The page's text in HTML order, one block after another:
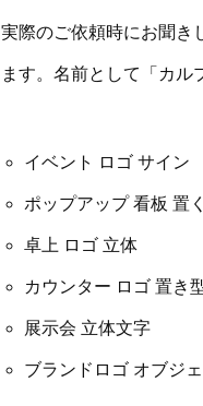
実際のご依頼時にお聞き
ます。名前として「カル
イベント ロゴ サイン
ポップアップ 看板 置く
卓上 ロゴ 立体
カウンター ロゴ 置き
展示会 立体文字
ブランドロゴ オブジェ